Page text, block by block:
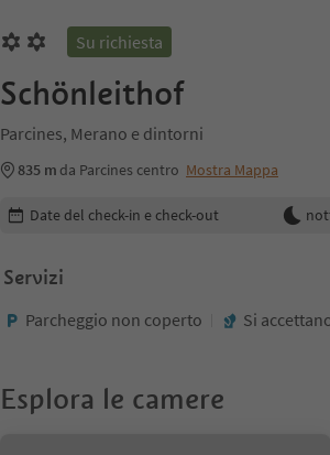
Su richiesta
Schönleithof
Parcines, Merano e dintorni
835 m da Parcines centro Mostra Mappa
Modifica i dettagli della prenotazione
Date del check-in e check-out
Servizi
Parcheggio non coperto Si
Esplora le camere